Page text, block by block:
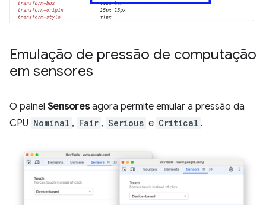
Emulação de pressão de computação
em sensores
O painel Sensoresagora permite emular a pressão da
CPU Nominal , Fair , Serious e Critical .